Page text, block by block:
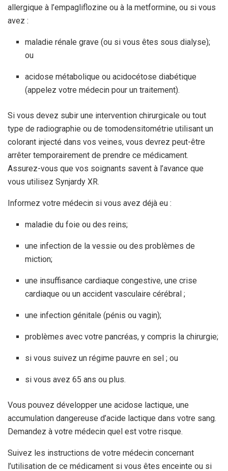
allergique à l’empagliflozine ou à la metformine, ou si vous
avez :
maladie rénale grave (ou si vous êtes sous dialyse);
ou
acidose métabolique ou acidocétose diabétique
(appelez votre médecin pour un traitement).
Si vous devez subir une intervention chirurgicale ou tout
type de radiographie ou de tomodensitométrie utilisant un
colorant injecté dans vos veines, vous devrez peut-être
arrêter temporairement de prendre ce médicament.
Assurez-vous que vos soignants savent à l’avance que
vous utilisez Synjardy XR.
Informez votre médecin si vous avez déjà eu :
maladie du foie ou des reins;
une infection de la vessie ou des problèmes de
miction;
une insuffisance cardiaque congestive, une crise
cardiaque ou un accident vasculaire cérébral ;
une infection génitale (pénis ou vagin);
problèmes avec votre pancréas, y compris la chirurgie;
si vous suivez un régime pauvre en sel ; ou
si vous avez 65 ans ou plus.
Vous pouvez développer une acidose lactique, une
accumulation dangereuse d’acide lactique dans votre sang.
Demandez à votre médecin quel est votre risque.
Suivez les instructions de votre médecin concernant
l’utilisation de ce médicament si vous êtes enceinte ou si